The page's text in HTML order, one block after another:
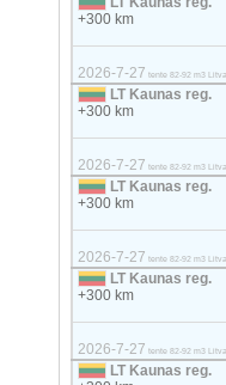
+300 km
2026-7-27 tente 82-92 m3
LT Kaunas reg.
+300 km
2026-7-27 tente 82-92 m3
LT Kaunas reg.
+300 km
2026-7-27 tente 82-92 m3
LT Kaunas reg.
+300 km
2026-7-27 tente 82-92 m3
LT Kaunas reg.